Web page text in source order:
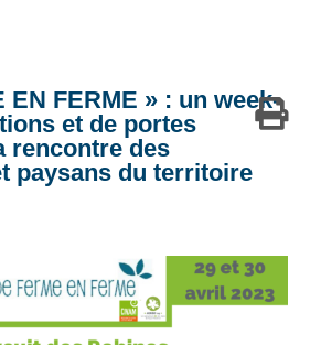
EN FERME » : un week-
et de portes
rencontre des
paysans du territoire